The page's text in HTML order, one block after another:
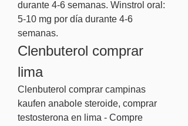
durante 4-6 semanas. Winstrol oral:
5-10 mg por día durante 4-6
semanas.
Clenbuterol comprar
lima
Clenbuterol comprar campinas
kaufen anabole steroide, comprar
testosterona en lima - Compre